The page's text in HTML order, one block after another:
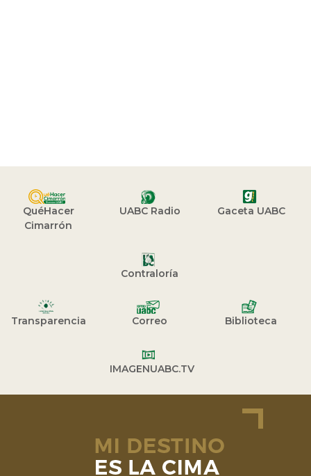
QuéHacer
Cimarrón
UABC Radio Gaceta UABC
Contraloría
Transparencia Correo Biblioteca
IMAGENUABC.TV